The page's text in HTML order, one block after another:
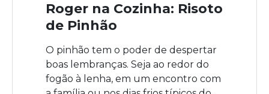
Roger na Cozinha: Risoto
de Pinhão
O pinhão tem o poder de despertar
boas lembranças. Seja ao redor do
fogão à lenha, em um encontro com